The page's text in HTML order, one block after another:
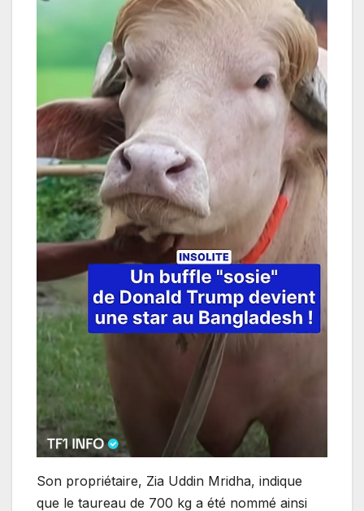
Son propriétaire, Zia Uddin Mridha, indique
que le taureau de 700 kg a été nommé ainsi